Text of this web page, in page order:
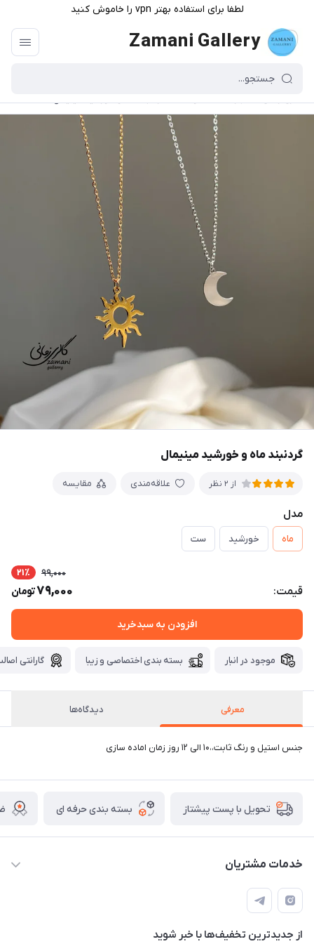
لطفا برای استفاده بهتر vpn را خاموش کنید
Zamani Gallery
گردنبند ماه و خورشید مینیمال
از 2 نظر علاقه‌مندی مقایسه
مدل
ماه خورشید ست
قیمت:
99,000 21٪
79,000تومان
افزودن به سبدخرید
موجود در انبار بسته بندی اختصاصی و زیبا گارانتی
معرفی دیدگاه‌ها
جنس استیل و رنگ ثابت،،۱۰ الی ۱۲ روز زمان اماده سازی
تحویل با پست پیشتاز بسته بندی حرفه ای
خدمات مشتریان
قوانین
تماس با ما
سوالات متداول و پر تکرار
از جدید‌ترین تخفیف‌ها با‌ خبر شوید